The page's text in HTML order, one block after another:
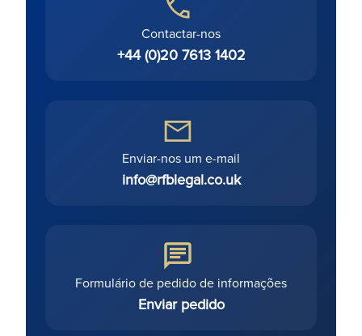
Contactar-nos
+44 (0)20 7613 1402
Enviar-nos um e-mail
info@rfblegal.co.uk
Formulário de pedido de informações
Enviar pedido